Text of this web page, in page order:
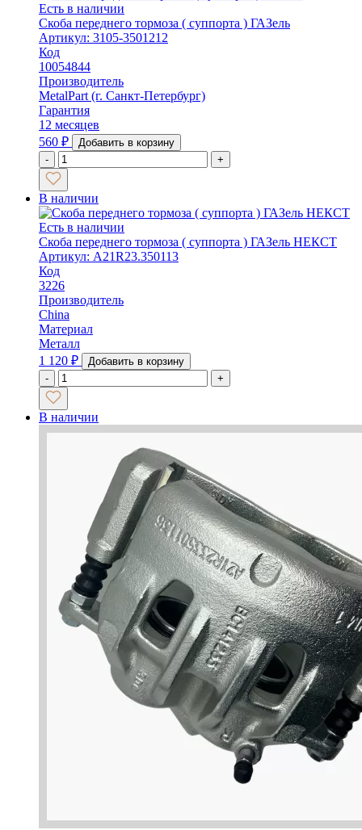
Есть в наличии
Скоба переднего тормоза ( суппорта ) ГАЗель
Артикул: 3105-3501212
Код
10054844
Производитель
MetalPart (г. Санкт-Петербург)
Гарантия
12 месяцев
560 ₽
Добавить в корзину
-
+
В наличии
Есть в наличии
Скоба переднего тормоза ( суппорта ) ГАЗель НЕКСТ
Артикул: A21R23.350113
Код
3226
Производитель
China
Материал
Металл
1 120 ₽
Добавить в корзину
-
+
В наличии